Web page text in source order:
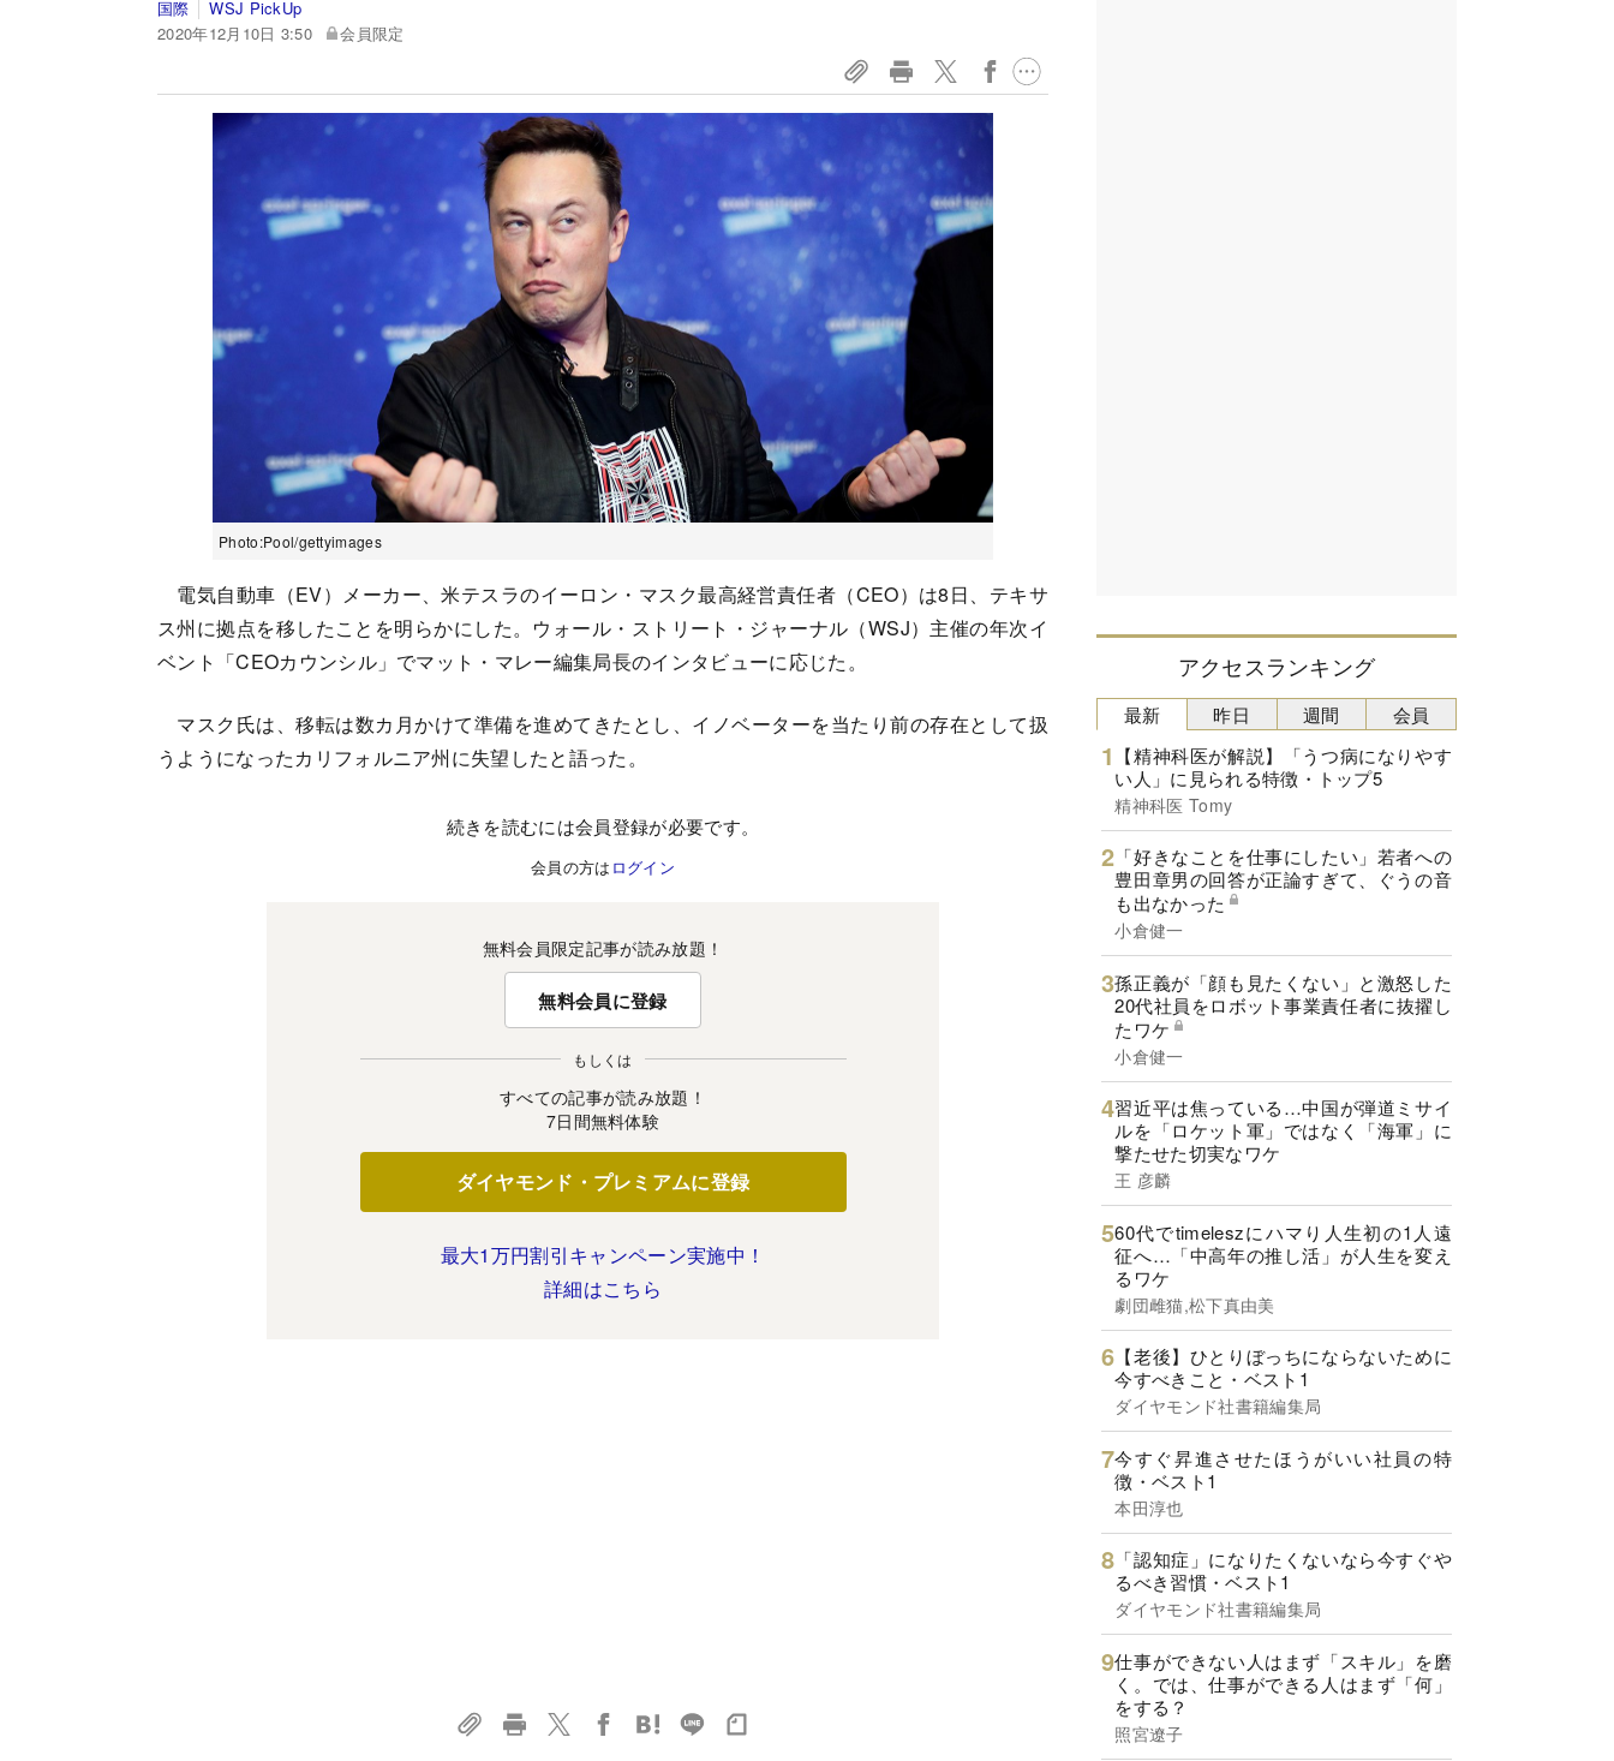
国際
WSJ PickUp
2020年12月10日 3:50
会員限定
Photo:Pool/gettyimages
電気自動車（EV）メーカー、米テスラのイーロン・マスク最高経営責任者（CEO）は8日、テキサ
ス州に拠点を移したことを明らかにした。ウォール・ストリート・ジャーナル（WSJ）主催の年次イ
ベント「CEOカウンシル」でマット・マレー編集局長のインタビューに応じた。
マスク氏は、移転は数カ月かけて準備を進めてきたとし、イノベーターを当たり前の存在として扱
うようになったカリフォルニア州に失望したと語った。
続きを読むには会員登録が必要です。
会員の方は ログイン
無料会員限定記事が読み放題！
無料会員に登録
もしくは
すべての記事が読み放題！
7日間無料体験
ダイヤモンド・プレミアムに登録
最大1万円割引キャンペーン実施中！
詳細はこちら
アクセスランキング
最新
【精神科医が解説】「うつ病になりやす
い人」に見られる特徴・トップ5
精神科医 Tomy
「好きなことを仕事にしたい」若者への
豊田章男の回答が正論すぎて、ぐうの音
も出なかった
小倉健一
孫正義が「顔も見たくない」と激怒した
20代社員をロボット事業責任者に抜擢し
たワケ
小倉健一
習近平は焦っている…中国が弾道ミサイ
ルを「ロケット軍」ではなく「海軍」に
撃たせた切実なワケ
王 彦麟
60代でtimeleszにハマり人生初の1人遠
征へ…「中高年の推し活」が人生を変え
るワケ
劇団雌猫,松下真由美
【老後】ひとりぼっちにならないために
今すべきこと・ベスト1
ダイヤモンド社書籍編集局
今すぐ昇進させたほうがいい社員の特
徴・ベスト1
本田淳也
「認知症」になりたくないなら今すぐや
るべき習慣・ベスト1
ダイヤモンド社書籍編集局
仕事ができない人はまず「スキル」を磨
く。では、仕事ができる人はまず「何」
をする？
照宮遼子
昨日 週間 会員